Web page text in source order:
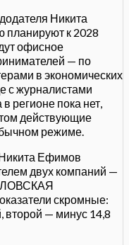
Никита
планируют к 2028
офисное
— по
в экономических
с журналистами
регионе пока нет,
действующие
режиме.
Ефимов
двух компаний —
скромные:
второй — минус 14,8